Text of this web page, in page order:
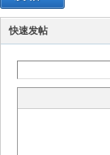
快速发帖